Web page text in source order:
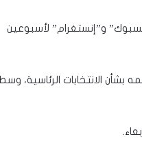
و”إنستغرام” لأسبوعين
الانتخابات الرئاسية، وسط